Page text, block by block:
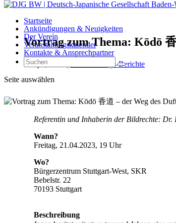
Startseite
Ankündigungen & Neuigkeiten
Der Verein
Veranstaltungskalender
Kontakte & Ansprechpartner
Seite auswählen
Vortrag zum Thema: Kōdō
1. Apr., 2023 Veranstaltungs-Berichte
Referentin und Inhaberin der Bildrechte: Dr.
Wann?
Freitag, 21.04.2023, 19 Uhr
Wo?
Bürgerzentrum Stuttgart-West, SKR
Bebelstr. 22
70193 Stuttgart
Beschreibung